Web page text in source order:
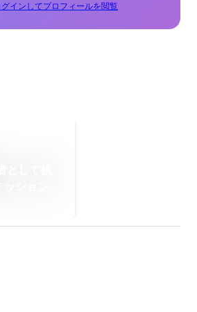
グインしてプロフィールを閲覧